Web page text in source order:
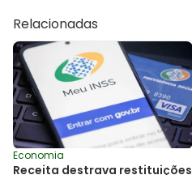
Relacionadas
Economia
Receita destrava restituições